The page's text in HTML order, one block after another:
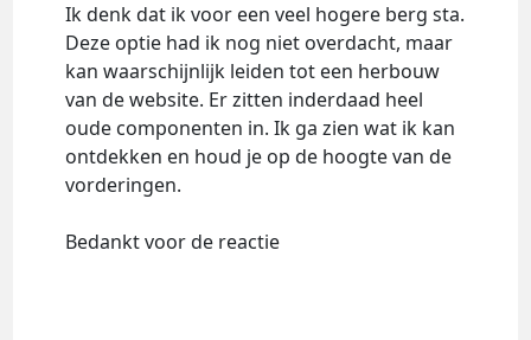
Ik denk dat ik voor een veel hogere berg sta.
Deze optie had ik nog niet overdacht, maar
kan waarschijnlijk leiden tot een herbouw
van de website. Er zitten inderdaad heel
oude componenten in. Ik ga zien wat ik kan
ontdekken en houd je op de hoogte van de
vorderingen.
Bedankt voor de reactie